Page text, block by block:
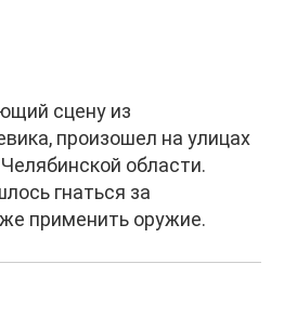
сцену из
произошел на улицах
области.
гнаться за
применить оружие.